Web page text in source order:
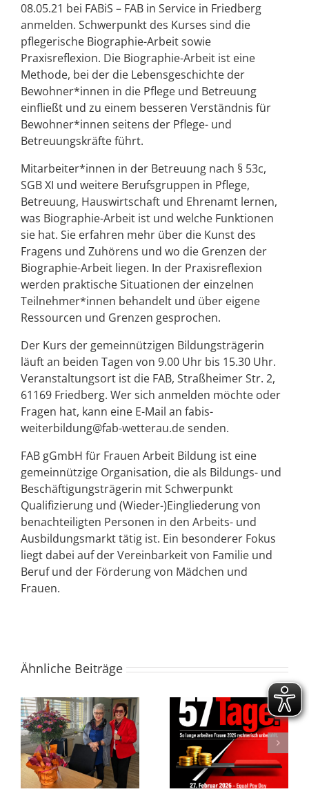
08.05.21 bei FABiS – FAB in Service in Friedberg
anmelden. Schwerpunkt des Kurses sind die
pflegerische Biographie-Arbeit sowie
Praxisreflexion. Die Biographie-Arbeit ist eine
Methode, bei der die Lebensgeschichte der
Bewohner*innen in die Pflege und Betreuung
einfließt und zu einem besseren Verständnis für
Bewohner*innen seitens der Pflege- und
Betreuungskräfte führt.
Mitarbeiter*innen in der Betreuung nach § 53c,
SGB XI und weitere Berufsgruppen in Pflege,
Betreuung, Hauswirtschaft und Ehrenamt lernen,
was Biographie-Arbeit ist und welche Funktionen
sie hat. Sie erfahren mehr über die Kunst des
Fragens und Zuhörens und wo die Grenzen der
Biographie-Arbeit liegen. In der Praxisreflexion
werden praktische Situationen der einzelnen
Teilnehmer*innen behandelt und über eigene
Ressourcen und Grenzen gesprochen.
Der Kurs der gemeinnützigen Bildungsträgerin
läuft an beiden Tagen von 9.00 Uhr bis 15.30 Uhr.
Veranstaltungsort ist die FAB, Straßheimer Str. 2,
61169 Friedberg. Wer sich anmelden möchte oder
Fragen hat, kann eine E-Mail an fabis-
weiterbildung@fab-wetterau.de senden.
FAB gGmbH für Frauen Arbeit Bildung ist eine
gemeinnützige Organisation, die als Bildungs- und
Beschäftigungsträgerin mit Schwerpunkt
Qualifizierung und (Wieder-)Eingliederung von
benachteiligten Personen in den Arbeits- und
Ausbildungsmarkt tätig ist. Ein besonderer Fokus
liegt dabei auf der Vereinbarkeit von Familie und
Beruf und der Förderung von Mädchen und
Frauen.
Ähnliche Beiträge
Equal Pay Day 2026
FAB Welt-Frauen-Café
– 06.03.2026